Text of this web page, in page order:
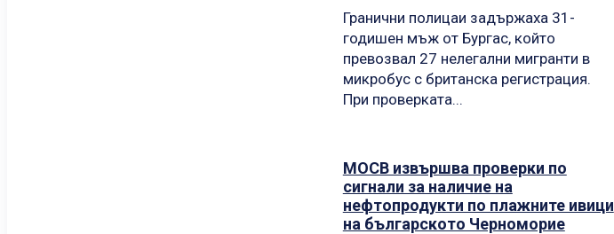
Гранични полицаи задържаха 31-
годишен мъж от Бургас, който
превозвал 27 нелегални мигранти в
микробус с британска регистрация.
При проверката...
МОСВ извършва проверки по
сигнали за наличие на
нефтопродукти по плажните ивици
на българското Черноморие